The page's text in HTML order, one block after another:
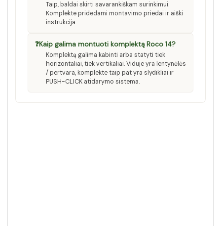
Taip, baldai skirti savarankiškam surinkimui.
Komplekte pridedami montavimo priedai ir aiški
instrukcija.
❓Kaip galima montuoti komplektą Roco 14?
Komplektą galima kabinti arba statyti tiek
horizontaliai, tiek vertikaliai. Viduje yra lentynėlės
/ pertvara, komplekte taip pat yra slydikliai ir
PUSH-CLICK atidarymo sistema.